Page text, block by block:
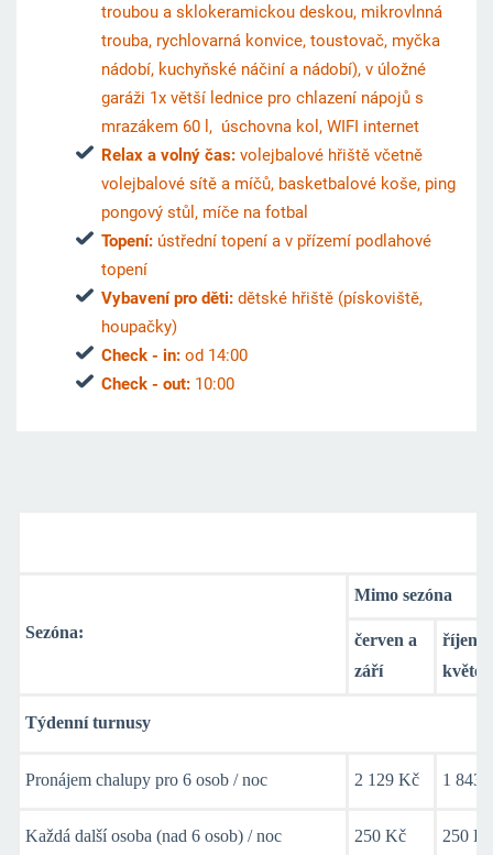
troubou a sklokeramickou deskou, mikrovlnná
trouba, rychlovarná konvice, toustovač, myčka
nádobí, kuchyňské náčiní a nádobí), v úložné
garáži 1x větší lednice pro chlazení nápojů s
mrazákem 60 l, úschovna kol, WIFI internet
Relax a volný čas: volejbalové hřiště včetně
volejbalové sítě a míčů, basketbalové koše, ping
pongový stůl, míče na fotbal
Topení:ústřední topení a v přízemí podlahové
topení
Vybavení pro děti:dětské hřiště (pískoviště,
houpačky)
Check - in:od 14:00
Check - out: 10:00
Sezóna:
Mimo sezóna
červen a
září
říjen –
květen
Týdenní turnusy
Pronájem chalupy pro 6 osob / noc 2 129 Kč 1 843
Každá další osoba (nad 6 osob) / noc 250 Kč 250 Kč